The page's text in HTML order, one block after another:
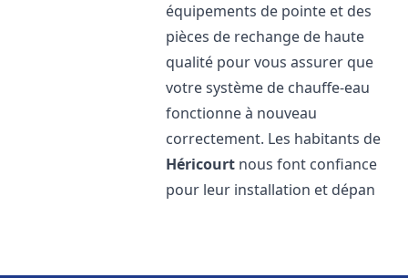
équipements de pointe et des
pièces de rechange de haute
qualité pour vous assurer que
votre système de chauffe-eau
fonctionne à nouveau
correctement. Les habitants de
Héricourt nous font confiance
pour leur installation et dépan